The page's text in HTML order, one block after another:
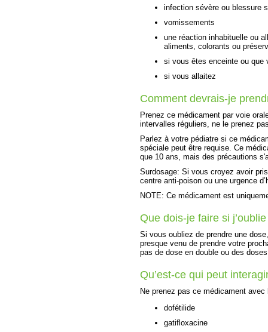
infection sévère ou blessure
vomissements
une réaction inhabituelle ou
aliments, colorants ou
si vous êtes enceinte ou que
si vous allaitez
Comment devrais-je
Prenez ce médicament par voie
intervalles réguliers, ne le prenez
Parlez à votre pédiatre si ce
spéciale peut être requise. Ce
que 10 ans, mais des précautions
Surdosage: Si vous croyez avoir
centre anti-poison ou une urgence
NOTE: Ce médicament est
Que dois-je faire si
Si vous oubliez de prendre une
presque venu de prendre votre
pas de dose en double ou des
Qu’est-ce qui peut
Ne prenez pas ce médicament
dofétilide
gatifloxacine